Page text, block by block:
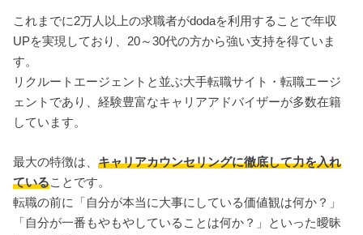
これまでに2万人以上の求職者がdodaを利用することで年収
UPを実現しており、20～30代の方から強い支持を得ていま
す。
リクルートエージェントと並ぶ大手転職サイト・転職エージ
ェントであり、経験豊富なキャリアアドバイザーが多数在籍
しています。
最大の特徴は、キャリアカウンセリングに徹底して力を入れ
ていることです。
転職の前に「自分が本当に大事にしている価値観は何か？」
「自分が一番もやもやしていることは何か？」といった曖昧